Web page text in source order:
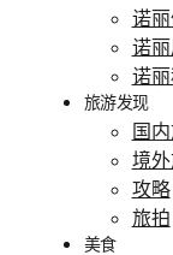
诺
诺
诺
旅游发现
国
境
攻略
旅拍
美食